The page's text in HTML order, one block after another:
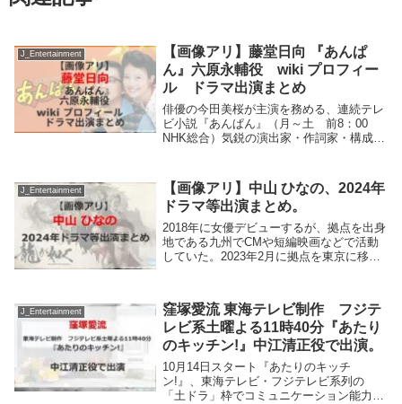
J_Entertainment
【画像アリ】藤堂日向 『あんぱ
ん』六原永輔役 wiki プロフィー
ル ドラマ出演まとめ
俳優の今田美桜が主演を務める、連続テレ
ビ小説『あんぱん』（月～土 前8：00
NHK総合）気鋭の演出家・作詞家・構成作
出演したテレビドラマは?藤堂日向 『あん
ぱん...
J_Entertainment
【画像アリ】中山 ひなの、2024年
ドラマ等出演まとめ。
2018年に女優デビューするが、拠点を出身
地である九州でCMや短編映画などで活動
していた。2023年2月に拠点を東京に移
される。今回、2024年ドラマ...
J_Entertainment
窪塚愛流 東海テレビ制作 フジテ
レビ系土曜よる11時40分『あたり
のキッチン!』中江清正役で出演。
10月14日スタート『あたりのキッチ
ン!』、東海テレビ・フジテレビ系列の
「土ドラ」枠でコミュニケーション能力は